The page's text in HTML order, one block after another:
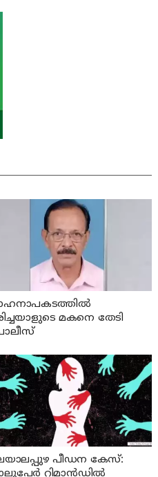
മകനെ തേടി
പീഡന കേസ്:
റിമാന്‍ഡില്‍